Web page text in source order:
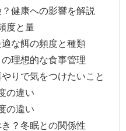
健康への影響を解説
度と量
な餌の頻度と種類
理想的な食事管理
りで気をつけたいこと
の違い
の違い
？冬眠との関係性